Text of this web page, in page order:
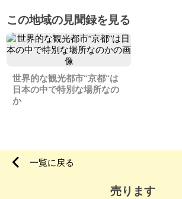
この地域の見聞録を見る
世界的な観光都市“京都”は
日本の中で特別な場所なの
か
一覧に戻る
売ります